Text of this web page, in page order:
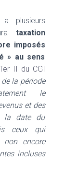
plusieurs
taxation
imposés
» au sens
II du CGI
la période
le
et des
la date du
ceux qui
encore
incluses